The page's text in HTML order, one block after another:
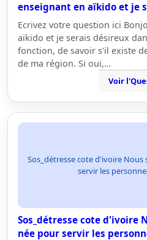
enseignant en aïkido et je
Ecrivez votre question ici
aïkido et je serais désireux
fonction, de savoir s'il existe
de ma région. Si oui,…
Voir
Sos_détresse cote d'ivoire
servir les
Sos_détresse cote d'ivoire
née pour servir les